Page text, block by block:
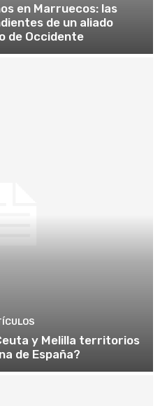
en Marruecos: las
de un aliado
de Occidente
y Melilla territorios
de España?